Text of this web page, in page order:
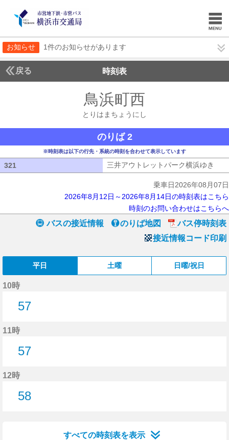
お知らせ 1件のお知らせがあります
戻る 時刻表
鳥浜町西
とりはまちょうにし
のりば 2
※時刻表は以下の行先・系統の時刻を合わせて表示しています
321 三井アウトレットパーク横浜ゆき
乗車日2026年08月07日
2026年8月12日～2026年8月14日の時刻表はこちら
時刻のお問い合わせはこちらへ
バスの接近情報 のりば地図
バス停時刻表
接近情報コード印刷
平日 土曜 日曜/祝日
10時
57
11時
57
12時
58
すべての時刻表を表示